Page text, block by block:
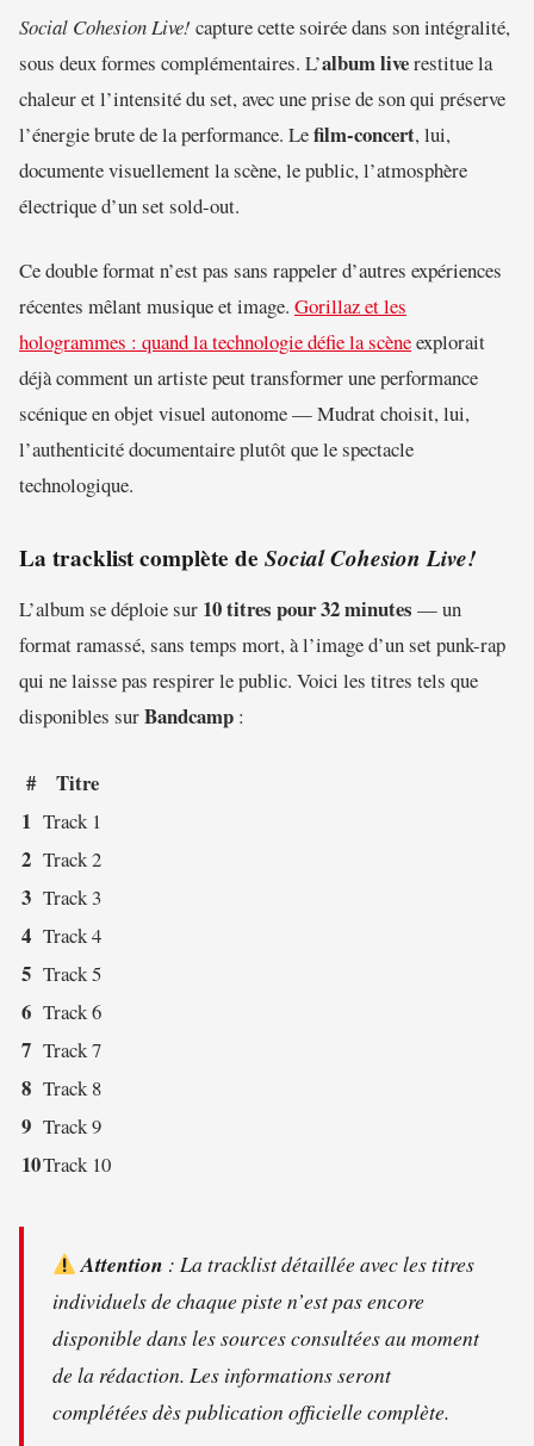
Social Cohesion Live! capture cette soirée dans son intégralité,
sous deux formes complémentaires. L’album liverestitue la
chaleur et l’intensité du set, avec une prise de son qui préserve
l’énergie brute de la performance. Lefilm-concert, lui,
documente visuellement la scène, le public, l’atmosphère
électrique d’un set sold-out.
Ce double format n’est pas sans rappeler d’autres expériences
récentes mêlant musique et image. Gorillaz et les
hologrammes : quand la technologie défie la scèneexplorait
déjà comment un artiste peut transformer une performance
scénique en objet visuel autonome — Mudrat choisit, lui,
l’authenticité documentaire plutôt que le spectacle
technologique.
La tracklist complète de Social Cohesion Live!
L’album se déploie sur 10 titres pour 32 minutes — un
format ramassé, sans temps mort, à l’image d’un set punk-rap
qui ne laisse pas respirer le public. Voici les titres tels que
disponibles surBandcamp :
#
Titre
1 Track 1
2 Track 2
3 Track 3
4 Track 4
5 Track 5
6 Track 6
7 Track 7
8 Track 8
9 Track 9
10Track 10
Attention : La tracklist détaillée avec les titres
individuels de chaque piste n’est pas encore
disponible dans les sources consultées au moment
de la rédaction. Les informations seront
complétées dès publication officielle complète.